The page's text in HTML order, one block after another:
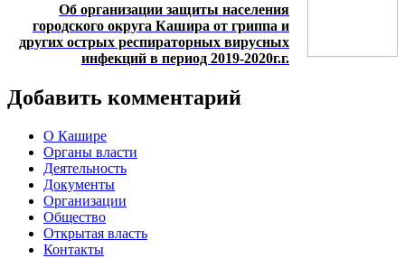
Об организации защиты населения
городского округа Кашира от гриппа и
других острых респираторных вирусных
инфекций в период 2019-2020г.г.
Добавить комментарий
О Кашире
Органы власти
Деятельность
Документы
Организации
Общество
Открытая власть
Контакты